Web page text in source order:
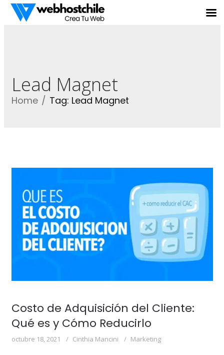
Lead Magnet
Home Tag: Lead Magnet
Costo de Adquisición del Cliente:
Qué es y Cómo Reducirlo
octubre 18, 2021 Cinthia Mancini Marketing